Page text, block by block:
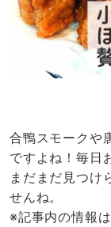
合鴨スモークや
ですよね！毎日
まだまだ見つけ
せんね。
※記事内の情報